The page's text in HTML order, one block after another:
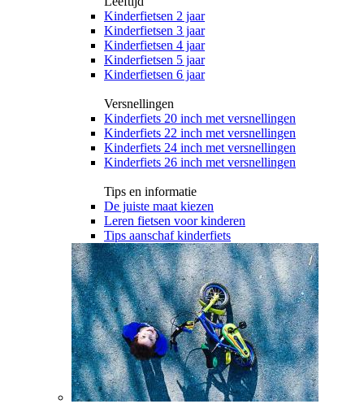
Kinderfietsen 2 jaar
Kinderfietsen 3 jaar
Kinderfietsen 4 jaar
Kinderfietsen 5 jaar
Kinderfietsen 6 jaar
Versnellingen
Kinderfiets 20 inch met versnellingen
Kinderfiets 22 inch met versnellingen
Kinderfiets 24 inch met versnellingen
Kinderfiets 26 inch met versnellingen
Tips en informatie
De juiste maat kiezen
Leren fietsen voor kinderen
Tips aanschaf kinderfiets